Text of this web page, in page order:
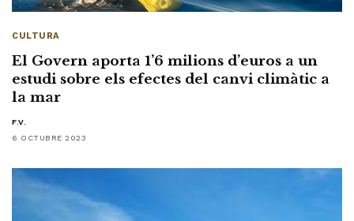
CULTURA
El Govern aporta 1’6 milions d’euros a un
estudi sobre els efectes del canvi climàtic a
la mar
F.V.
6 OCTUBRE 2023